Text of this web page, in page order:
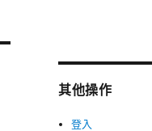
其他操作
登入